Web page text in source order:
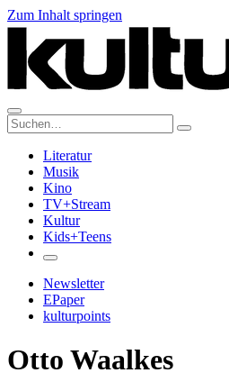
Zum Inhalt springen
Suche:
Literatur
Musik
Kino
TV+Stream
Kultur
Kids+Teens
Newsletter
EPaper
kulturpoints
Otto Waalkes